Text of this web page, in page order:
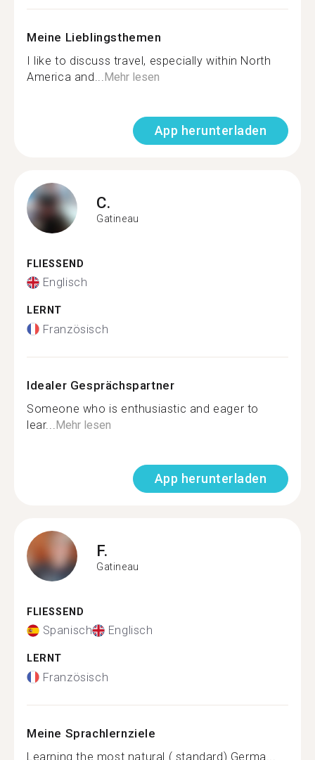
Meine Lieblingsthemen
I like to discuss travel, especially within North
America and... Mehr lesen
App herunterladen
C.
Gatineau
FLIESSEND
Englisch
LERNT
Französisch
Idealer Gesprächspartner
Someone who is enthusiastic and eager to
lear... Mehr lesen
App herunterladen
F.
Gatineau
FLIESSEND
Spanisch Englisch
LERNT
Französisch
Meine Sprachlernziele
Learning the most natural ( standard) Germa...